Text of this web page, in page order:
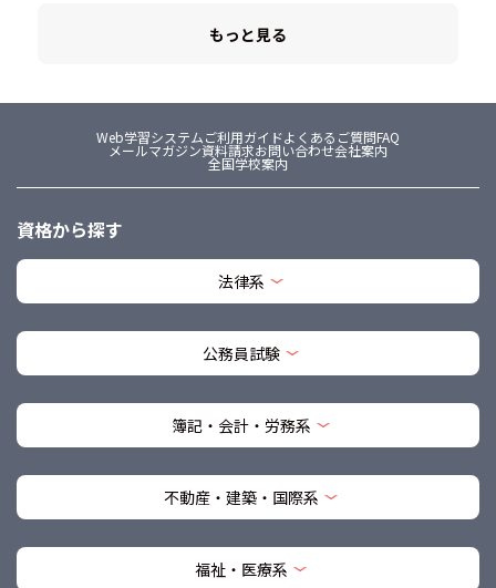
もっと見る
Web学習システムご利用ガイドよくあるご質問FAQ
メールマガジン資料請求お問い合わせ会社案内
全国学校案内
資格から探す
法律系
公務員試験
簿記・会計・労務系
不動産・建築・国際系
福祉・医療系